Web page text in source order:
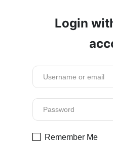
Login
Remember Me